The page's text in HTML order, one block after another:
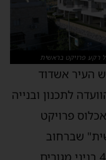
רקע פרויקט בראשית
העיר אשדוד
לתכנון ובנייה
וינגרטן, על טופס 4 לאכלוס פרויקט
שברחוב
אחיעזר ברובע ג' הפרויקט מכיל 4 בניני מגורים